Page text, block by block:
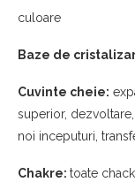
culoare
Baze de
Cuvinte cheie:
superior,
noi inceputuri,
Chakre: toate